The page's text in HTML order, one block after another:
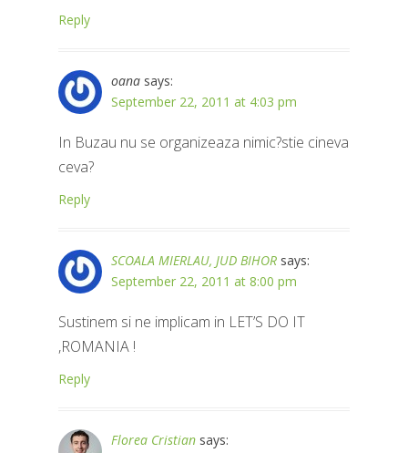
Reply
oana says:
September 22, 2011 at 4:03 pm
In Buzau nu se organizeaza nimic?stie cineva
ceva?
Reply
SCOALA MIERLAU, JUD BIHOR says:
September 22, 2011 at 8:00 pm
Sustinem si ne implicam in LET’S DO IT
,ROMANIA !
Reply
Florea Cristian says: